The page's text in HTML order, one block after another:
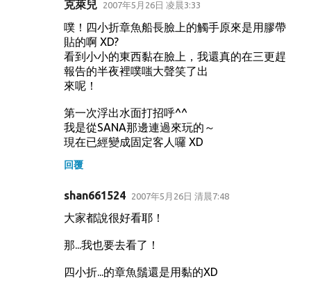
克萊兒 2007年5月26日 凌晨3:33
噗！四小折章魚船長臉上的觸手原來是用膠帶
貼的啊 XD?
看到小小的東西黏在臉上，我還真的在三更趕
報告的半夜裡噗嗤大聲笑了出
來呢！
第一次浮出水面打招呼^^
我是從SANA那邊連過來玩的～
現在已經變成固定客人囉 XD
回覆
shan661524 2007年5月26日 清晨7:48
大家都說很好看耶！
那...我也要去看了！
四小折...的章魚鬚還是用黏的XD